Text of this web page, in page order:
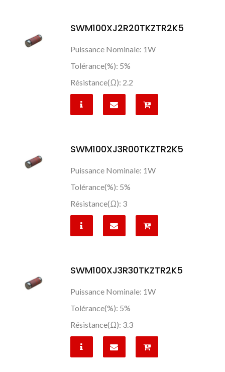
SWM100XJ2R20TKZTR2K5
Puissance Nominale: 1W
Tolérance(%): 5%
Résistance(Ω): 2.2
SWM100XJ3R00TKZTR2K5
Puissance Nominale: 1W
Tolérance(%): 5%
Résistance(Ω): 3
SWM100XJ3R30TKZTR2K5
Puissance Nominale: 1W
Tolérance(%): 5%
Résistance(Ω): 3.3